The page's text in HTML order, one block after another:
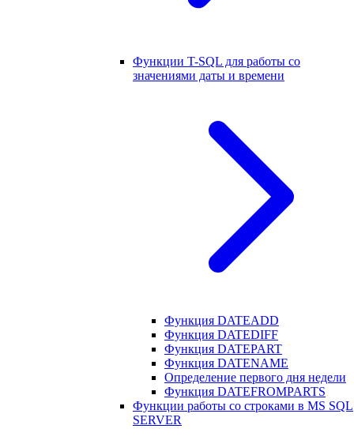
Функции T-SQL для работы со
значениями даты и времени
Функция DATEADD
Функция DATEDIFF
Функция DATEPART
Функция DATENAME
Определение первого дня недели
Функция DATEFROMPARTS
Функции работы со строками в MS SQL
SERVER